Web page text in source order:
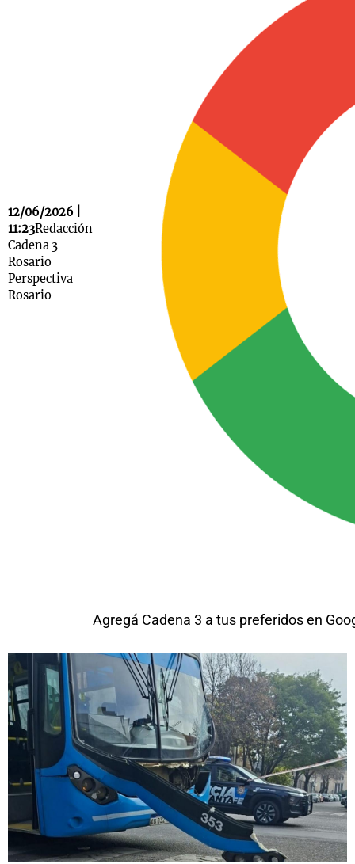
12/06/2026 |
11:23Redacción
Cadena 3
Rosario
Perspectiva
Rosario
Agregá Cadena 3 a tus preferidos en